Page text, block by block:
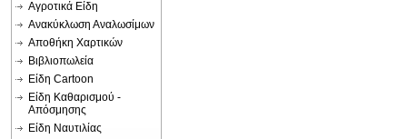
Αγροτικά Είδη
Ανακύκλωση Αναλωσίμων
Αποθήκη Χαρτικών
Βιβλιοπωλεία
Είδη Cartoon
Είδη Καθαρισμού -
Απόσμησης
Είδη Ναυτιλίας